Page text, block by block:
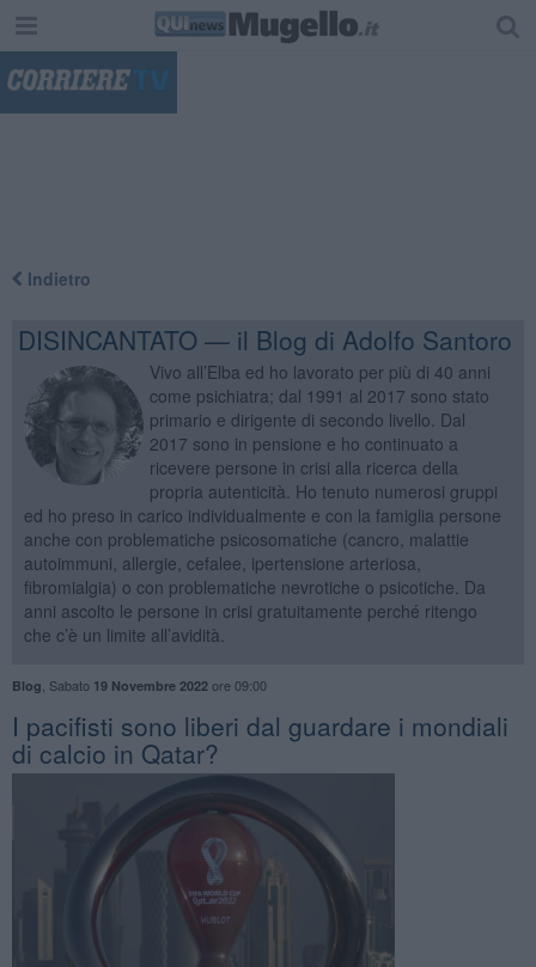
Indietro
DISINCANTATO — il Blog di Adolfo Santoro
Vivo all’Elba ed ho lavorato per più di 40 anni
come psichiatra; dal 1991 al 2017 sono stato
primario e dirigente di secondo livello. Dal
2017 sono in pensione e ho continuato a
ricevere persone in crisi alla ricerca della
propria autenticità. Ho tenuto numerosi gruppi
ed ho preso in carico individualmente e con la famiglia persone
anche con problematiche psicosomatiche (cancro, malattie
autoimmuni, allergie, cefalee, ipertensione arteriosa,
fibromialgia) o con problematiche nevrotiche o psicotiche. Da
anni ascolto le persone in crisi gratuitamente perché ritengo
che c’è un limite all’avidità.
Blog Sabato 19 Novembre 2022ore 09:00
​I pacifisti sono liberi dal guardare i mondiali
di calcio in Qatar?